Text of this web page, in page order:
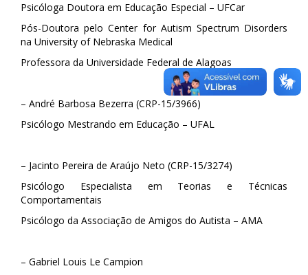
Psicóloga Doutora em Educação Especial – UFCar
Pós-Doutora pelo Center for Autism Spectrum Disorders
na University of Nebraska Medical
Professora da Universidade Federal de Alagoas
– André Barbosa Bezerra (CRP-15/3966)
Psicólogo Mestrando em Educação – UFAL
– Jacinto Pereira de Araújo Neto (CRP-15/3274)
Psicólogo Especialista em Teorias e Técnicas
Comportamentais
Psicólogo da Associação de Amigos do Autista – AMA
– Gabriel Louis Le Campion